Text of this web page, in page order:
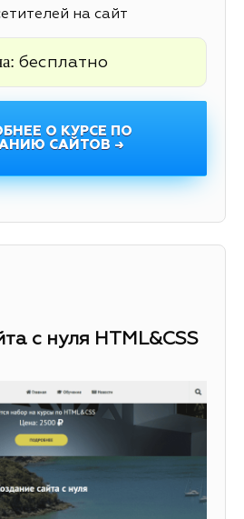
на сайт
бесплатно
О КУРСЕ ПО
САЙТОВ →
с нуля HTML&CSS